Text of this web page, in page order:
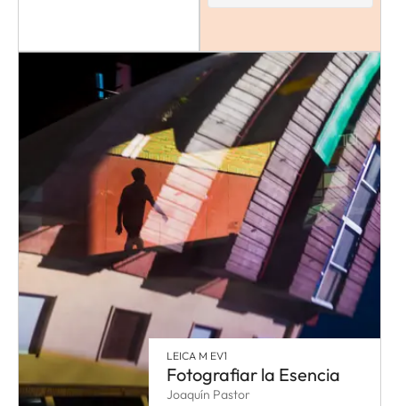
LEICA M EV1
Fotografiar la Esencia
Joaquín Pastor